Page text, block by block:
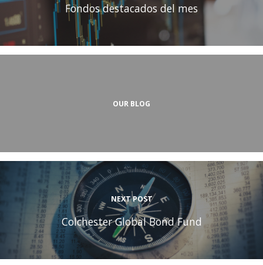
Fondos destacados del mes
OUR BLOG
NEXT POST
Colchester Global Bond Fund